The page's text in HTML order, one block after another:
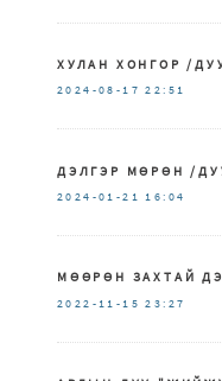
ХУЛАН ХОНГОР /
2024-08-17 22:51
ДЭЛГЭР МӨРӨН /
2024-01-21 16:04
МӨӨРӨН ЗАХТАЙ
2022-11-15 23:27